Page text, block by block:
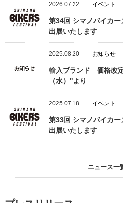
2026.07.22 イベント
第34回 シマノバイカ
出展いたします
2025.08.20 お知らせ
輸入ブランド 価格改
（水）"より
2025.07.18 イベント
第33回 シマノバイカ
出展いたします
ニュース一